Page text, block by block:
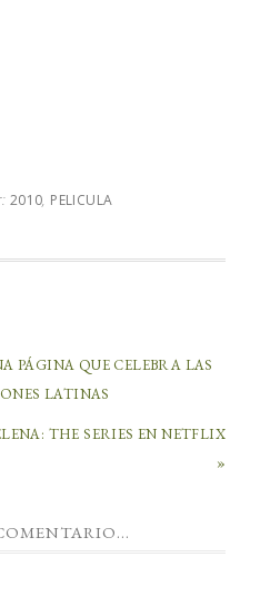
2010, PELICULA
PÁGINA QUE CELEBRA LAS
LATINAS
THE SERIES EN NETFLIX
»